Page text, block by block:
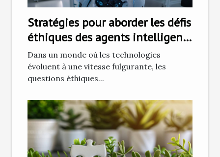
Stratégies pour aborder les défis
éthiques des agents intelligents
autonomes
Dans un monde où les technologies
évoluent à une vitesse fulgurante, les
questions éthiques...